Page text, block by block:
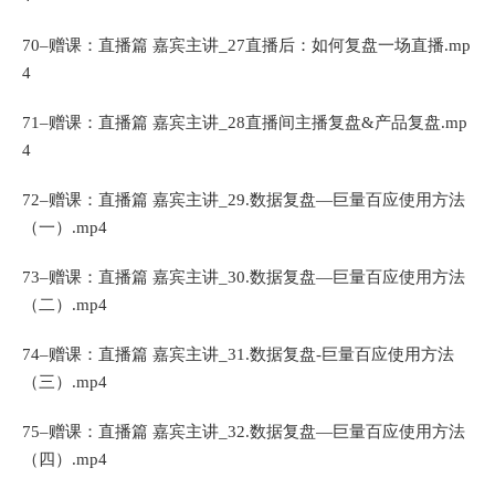
70–赠课：直播篇 嘉宾主讲_27直播后：如何复盘一场直播.mp
4
71–赠课：直播篇 嘉宾主讲_28直播间主播复盘&产品复盘.mp
4
72–赠课：直播篇 嘉宾主讲_29.数据复盘—巨量百应使用方法
（一）.mp4
73–赠课：直播篇 嘉宾主讲_30.数据复盘—巨量百应使用方法
（二）.mp4
74–赠课：直播篇 嘉宾主讲_31.数据复盘-巨量百应使用方法
（三）.mp4
75–赠课：直播篇 嘉宾主讲_32.数据复盘—巨量百应使用方法
（四）.mp4